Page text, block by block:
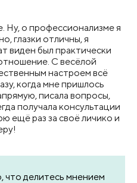
Ну, о профессионализме я
глазки отличны, я
виден был практически
С весёлой
настроем всё
когда мне пришлось
писала вопросы,
получала консультации
ещё раз за своё личико и
что делитесь мнением